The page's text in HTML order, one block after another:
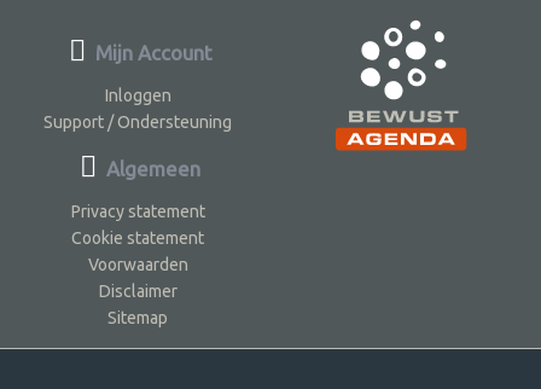
Mijn Account
Inloggen
Support / Ondersteuning
Algemeen
Privacy statement
Cookie statement
Voorwaarden
Disclaimer
Sitemap